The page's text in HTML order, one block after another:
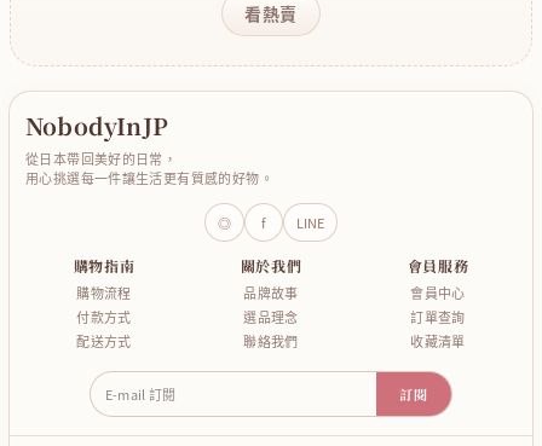
看熱賣
NobodyInJP
從日本帶回美好的日常，
用心挑選每一件讓生活更有質感的好物。
◎ f LINE
購物指南
購物流程
付款方式
配送方式
關於我們
品牌故事
選品理念
聯絡我們
會員服務
會員中心
訂單查詢
收藏清單
E-mail 訂閱 訂閱